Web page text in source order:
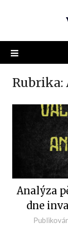
Rubrika:
Analýza
dne